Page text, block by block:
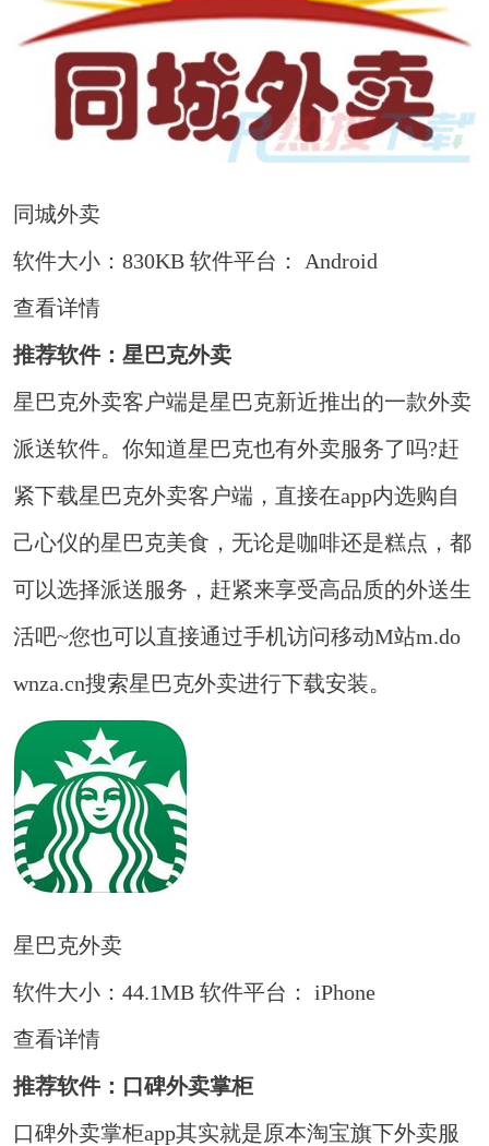
同城外卖
软件大小：830KB 软件平台： Android
查看详情
推荐软件：星巴克外卖
星巴克外卖客户端是星巴克新近推出的一款外卖
派送软件。你知道星巴克也有外卖服务了吗?赶
紧下载星巴克外卖客户端，直接在app内选购自
己心仪的星巴克美食，无论是咖啡还是糕点，都
可以选择派送服务，赶紧来享受高品质的外送生
活吧~您也可以直接通过手机访问移动M站m.do
wnza.cn搜索星巴克外卖进行下载安装。
星巴克外卖
软件大小：44.1MB 软件平台： iPhone
查看详情
推荐软件：口碑外卖掌柜
口碑外卖掌柜app其实就是原本淘宝旗下外卖服